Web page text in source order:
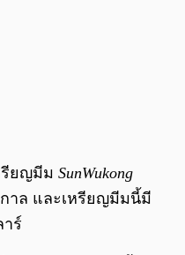
รียญมีม SunWukong
าล และเหรียญมีมนี้มี
ร์